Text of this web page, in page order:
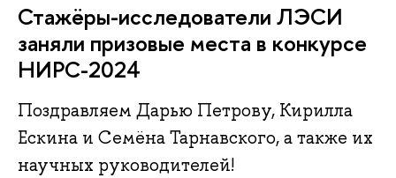
Стажёры-исследователи ЛЭСИ
заняли призовые места в конкурсе
НИРС-2024
Поздравляем Дарью Петрову, Кирилла
Ескина и Семёна Тарнавского, а также их
научных руководителей!